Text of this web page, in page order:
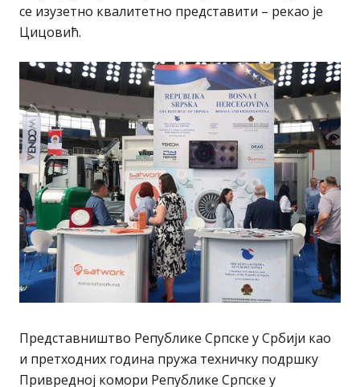
се изузетно квалитетно представити – рекао је
Цицовић.
Представништво Републике Српске у Србији као
и претходних година пружа техничку подршку
Привредној комори Републике Српске у